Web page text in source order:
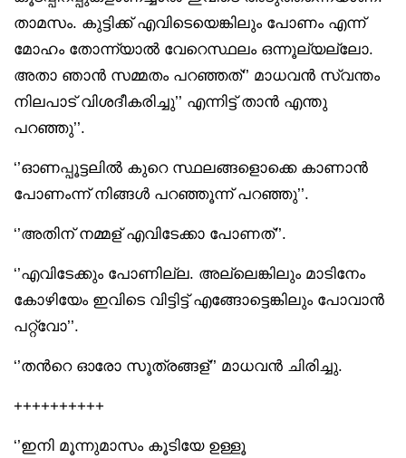
താമസം. കുട്ടിക്ക് എവിടെയെങ്കിലും പോണം എന്ന്
മോഹം തോന്ന്യാൽ വേറെസ്ഥലം ഒന്നൂല്യല്ലോ.
അതാ ഞാൻ സമ്മതം പറഞ്ഞത്‘’ മാധവൻ സ്വന്തം
നിലപാട് വിശദീകരിച്ചു’’ എന്നിട്ട് താൻ എന്തു
പറഞ്ഞു’’.
‘’ഓണപ്പൂട്ടലിൽ കുറെ സ്ഥലങ്ങളൊക്കെ കാണാൻ
പോണംന്ന് നിങ്ങൾ പറഞ്ഞൂന്ന് പറഞ്ഞു’’.
‘’അതിന് നമ്മള് എവിടേക്കാ പോണത്’’.
‘’എവിടേക്കും പോണില്ല. അല്ലെങ്കിലും മാടിനേം
കോഴിയേം ഇവിടെ വിട്ടിട്ട് എങ്ങോട്ടെങ്കിലും പോവാൻ
പറ്റ്വോ’’.
‘’തൻറെ ഓരോ സൂത്രങ്ങള്’’ മാധവൻ ചിരിച്ചു.
++++++++++
‘’ഇനി മൂന്നുമാസം കൂടിയേ ഉള്ളൂ